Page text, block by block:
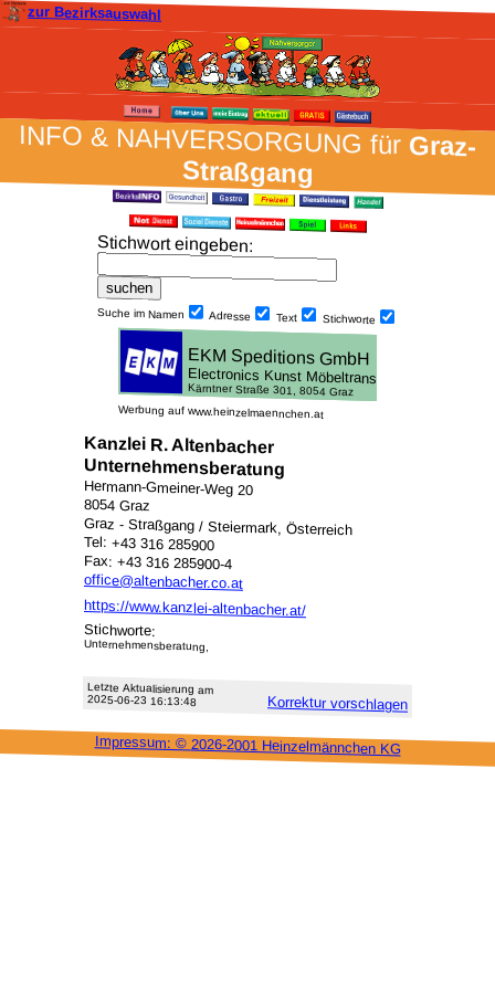
zur Bezirksauswahl
INFO & NAH­VER­SORG­UNG fürGraz-
Straßgang
Stich­wort ein­geben:
Suche im Namen Adresse Text Stich­worte
Werbung auf www.heinzelmaennchen.at
Kanzlei R. Altenbacher
Unternehmensberatung
Hermann-Gmeiner-Weg 20
8054 Graz
Graz - Straßgang / Steiermark, Österreich
Tel: +43 316 285900
Fax: +43 316 285900-4
office@altenbacher.co.at
https://www.kanzlei-altenbacher.at/
Stichworte:
Unternehmensberatung,
Letzte Aktu­alisie­rung am
2025-06-23 16:13:48 Korrektur vor­schlagen
Impressum: © 2026-2001 Heinzel­männchen KG